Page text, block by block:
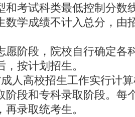
和考试科类最低控制分数
数学成绩不计入总分，由
愿阶段，院校自行确定各
按计划招生。
人高校招生工作实行计
阶段和专科录取阶段。每
录取统考生。